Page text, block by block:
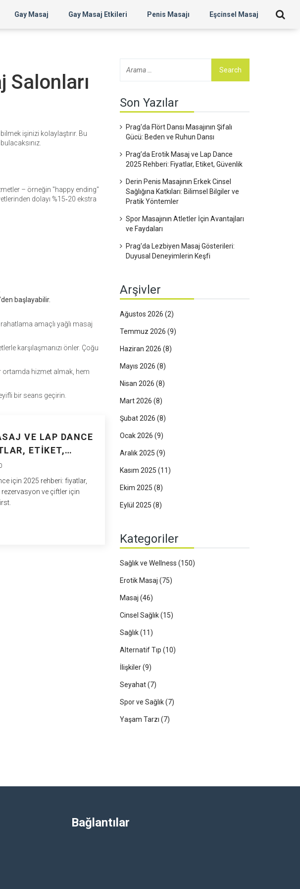
Gay Masaj Gay Masaj Etkileri Penis Masajı Eşcinsel Masaj
Salonları
işinizi kolaylaştırır. Bu
– örneğin "happy ending"
dolayı %15‑20 ekstra
başlayabilir.
amaçlı yağlı masaj
karşılaşmanızı önler. Çoğu
ortamda hizmet almak, hem
bir seans geçirin.
VE LAP DANCE
ETIKET,
için 2025 rehberi: fiyatlar,
rezervasyon ve çiftler için
Son Yazılar
Prag'da Flört Dansı Masajının Şifalı
Gücü: Beden ve Ruhun Dansı
Prag’da Erotik Masaj ve Lap Dance
2025 Rehberi: Fiyatlar, Etiket, Güvenlik
Derin Penis Masajının Erkek Cinsel
Sağlığına Katkıları: Bilimsel Bilgiler ve
Pratik Yöntemler
Spor Masajının Atletler İçin Avantajları
ve Faydaları
Prag'da Lezbiyen Masaj Gösterileri:
Duyusal Deneyimlerin Keşfi
Arşivler
Ağustos 2026 (2)
Temmuz 2026 (9)
Haziran 2026 (8)
Mayıs 2026 (8)
Nisan 2026 (8)
Mart 2026 (8)
Şubat 2026 (8)
Ocak 2026 (9)
Aralık 2025 (9)
Kasım 2025 (11)
Ekim 2025 (8)
Eylül 2025 (8)
Kategoriler
Sağlık ve Wellness (150)
Erotik Masaj (75)
Masaj (46)
Cinsel Sağlık(15)
Sağlık(11)
Alternatif Tıp (10)
İlişkiler(9)
Seyahat(7)
Spor ve Sağlık(7)
Yaşam Tarzı (7)
Bağlantılar